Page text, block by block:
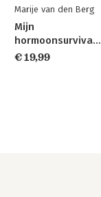
Marije van den Berg
Mijn
hormoonsurvivalgids
€ 19,99